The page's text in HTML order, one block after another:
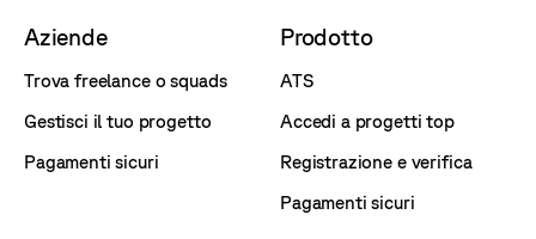
Aziende
Trova freelance o squads
Gestisci il tuo progetto
Pagamenti sicuri
Prodotto
ATS
Accedi a progetti top
Registrazione e verifica
Pagamenti sicuri